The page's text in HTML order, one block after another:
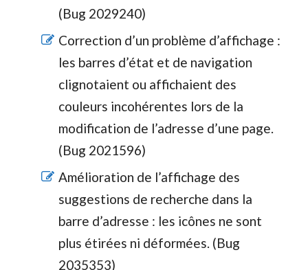
(Bug 2029240)
Correction d’un problème d’affichage :
les barres d’état et de navigation
clignotaient ou affichaient des
couleurs incohérentes lors de la
modification de l’adresse d’une page.
(Bug 2021596)
Amélioration de l’affichage des
suggestions de recherche dans la
barre d’adresse : les icônes ne sont
plus étirées ni déformées. (Bug
2035353)